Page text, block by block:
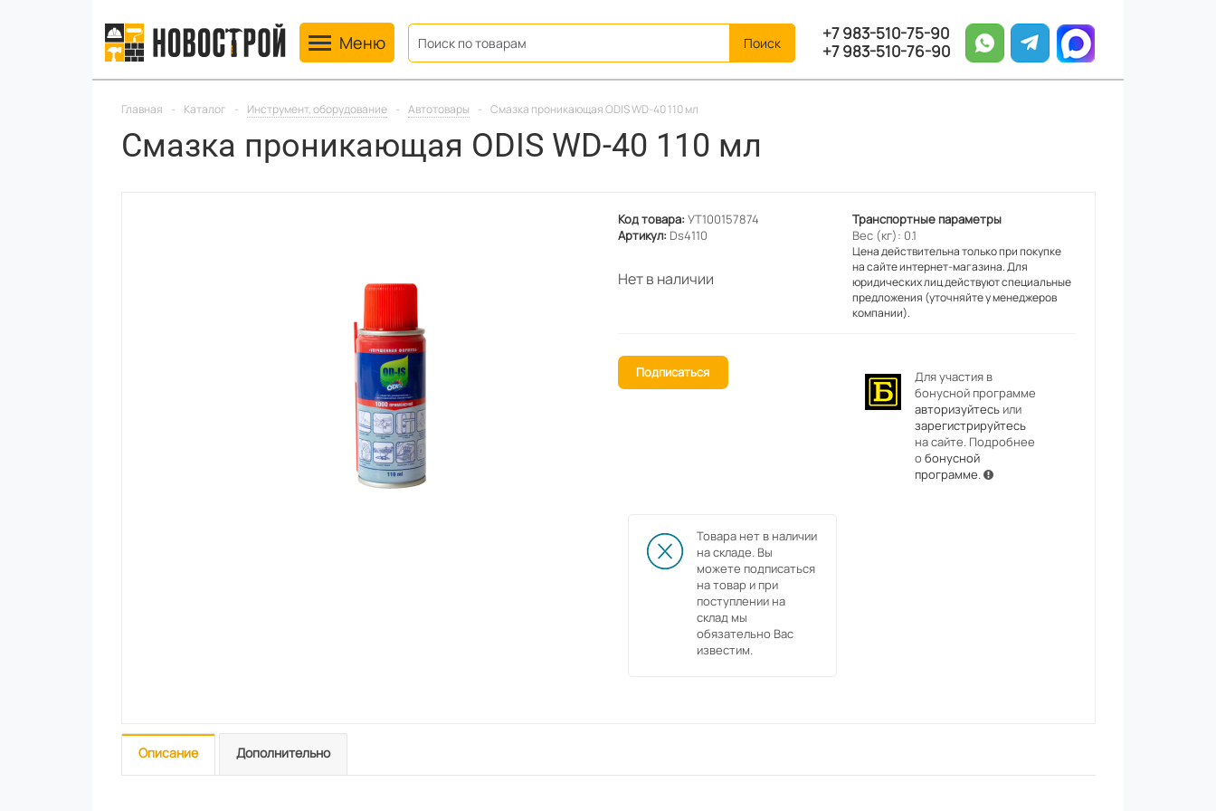
Toggle navigation
Меню
+7 983-510-75-90
+7 983-510-76-90
Главная - Каталог - Инструмент, оборудование - Автотовары - Смазка проникающая ODIS WD-40 110 мл
Смазка проникающая ODIS WD-40 110 мл
Код товара: УТ100157874
Артикул: Ds4110
Нет в наличии
Транспортные параметры
Вес (кг): 0.1
Цена действительна только при покупке
на сайте интернет-магазина. Для
юридических лиц действуют специальные
предложения (уточняйте у менеджеров
компании).
Подписаться
Для участия в
бонусной программе
авторизуйтесьили
зарегистрируйтесь
на сайте. Подробнее
обонусной
программе.
Товара нет в наличии
на складе. Вы
можете подписаться
на товар и при
поступлении на
склад мы
обязательно Вас
известим.
Описание Дополнительно